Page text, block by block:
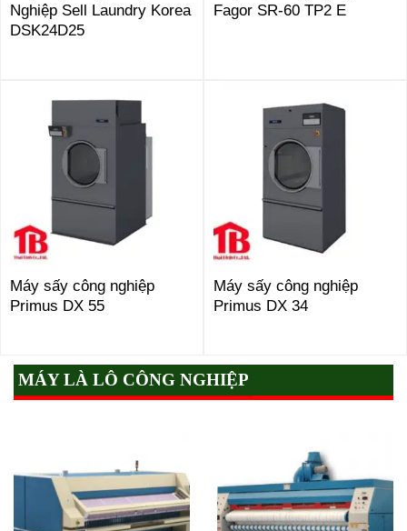
Nghiệp Sell Laundry Korea
DSK24D25
Fagor SR-60 TP2 E
Máy sấy công nghiệp
Primus DX 55
Máy sấy công nghiệp
Primus DX 34
MÁY LÀ LÔ CÔNG NGHIỆP